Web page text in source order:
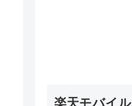
楽天モバイル